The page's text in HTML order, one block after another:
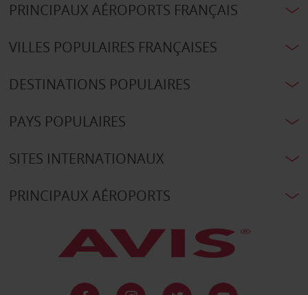
PRINCIPAUX AÉROPORTS FRANÇAIS
VILLES POPULAIRES FRANÇAISES
DESTINATIONS POPULAIRES
PAYS POPULAIRES
SITES INTERNATIONAUX
PRINCIPAUX AÉROPORTS